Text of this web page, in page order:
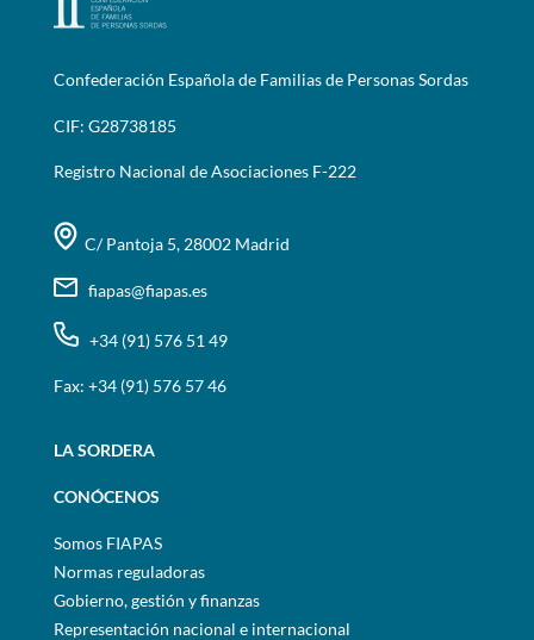
Confederación Española de Familias de Personas Sordas
CIF: G28738185
Registro Nacional de Asociaciones F-222
C/ Pantoja 5, 28002 Madrid
fiapas@fiapas.es
+34 (91) 576 51 49
Fax: +34 (91) 576 57 46
LA SORDERA
CONÓCENOS
Somos FIAPAS
Normas reguladoras
Gobierno, gestión y finanzas
Representación nacional e internacional